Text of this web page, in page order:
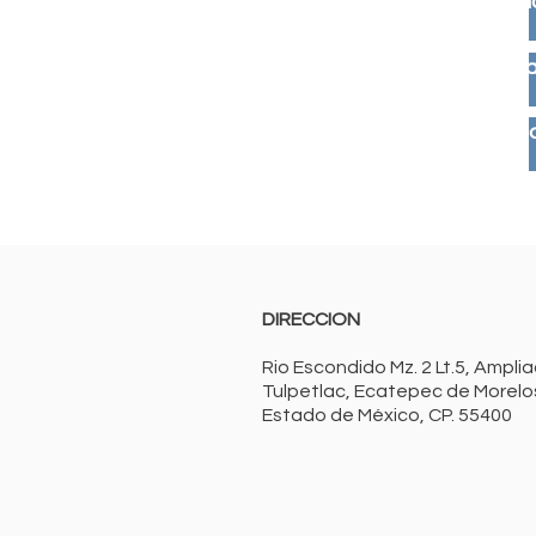
Banda de pvc 4"
Banda de pvc 4"
DIRECCION
Rio Escondido Mz. 2 Lt.5,
Tulpetlac, Ecatepec de
Estado de México, CP. 55400